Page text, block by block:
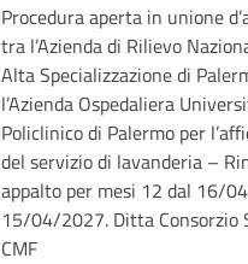
Procedura aperta in unione
tra l’Azienda di Rilievo
Alta Specializzazione di
l’Azienda Ospedaliera
Policlinico di Palermo per
del servizio di lavanderia –
appalto per mesi 12 dal 16/
15/04/2027. Ditta Consorzio
CMF